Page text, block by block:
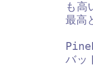
も高
最高
バッ